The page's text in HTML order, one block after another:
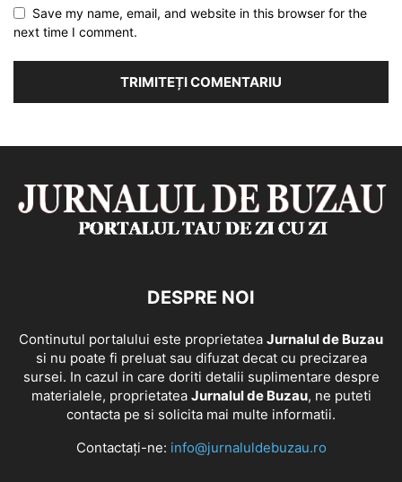
Save my name, email, and website in this browser for the
next time I comment.
DESPRE NOI
Continutul portalului este proprietatea Jurnalul de Buzau
si nu poate fi preluat sau difuzat decat cu precizarea
sursei. In cazul in care doriti detalii suplimentare despre
materialele, proprietatea Jurnalul de Buzau, ne puteti
contacta pe si solicita mai multe informatii.
Contactați-ne: info@jurnaluldebuzau.ro